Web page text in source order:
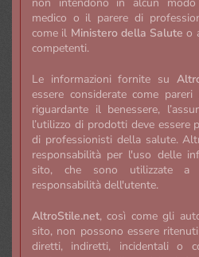
medico o il parere di
come il Ministero della Salute o
competenti.
Le informazioni fornite su
essere considerate come
riguardante il benessere,
l’utilizzo di prodotti deve essere
di professionisti della salute.
responsabilità per l'uso delle
sito, che sono utilizzate a
responsabilità dell'utente.
AltroStile.net, così come gli
sito, non possono essere
diretti, indiretti, incidentali o